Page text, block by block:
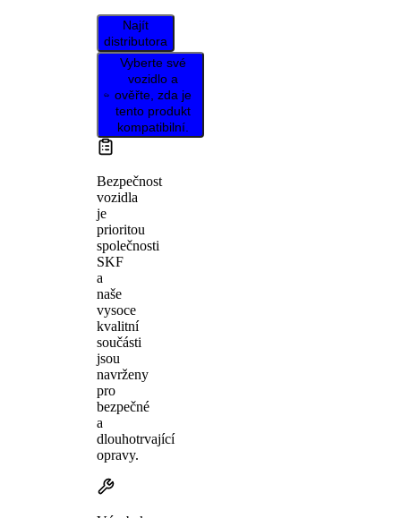
Najít
distributora
Vyberte své
vozidlo a
ověřte, zda je
tento produkt
kompatibilní.
Bezpečnost
vozidla
je
prioritou
společnosti
SKF
a
naše
vysoce
kvalitní
součásti
jsou
navrženy
pro
bezpečné
a
dlouhotrvající
opravy.